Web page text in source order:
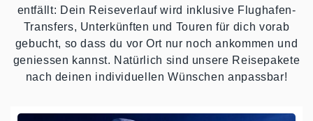
entfällt: Dein Reiseverlauf wird inklusive Flughafen-
Transfers, Unterkünften und Touren für dich vorab
gebucht, so dass du vor Ort nur noch ankommen und
geniessen kannst. Natürlich sind unsere Reisepakete
nach deinen individuellen Wünschen anpassbar!